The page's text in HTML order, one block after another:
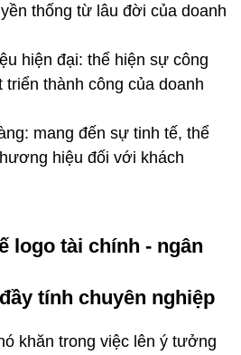
thống từ lâu đời của doanh
hiện đại: thể hiện sự công
triển thành công của doanh
mang đến sự tinh tế, thể
hiệu đối với khách
logo tài chính - ngân
tính chuyên nghiệp
khăn trong việc lên ý tưởng